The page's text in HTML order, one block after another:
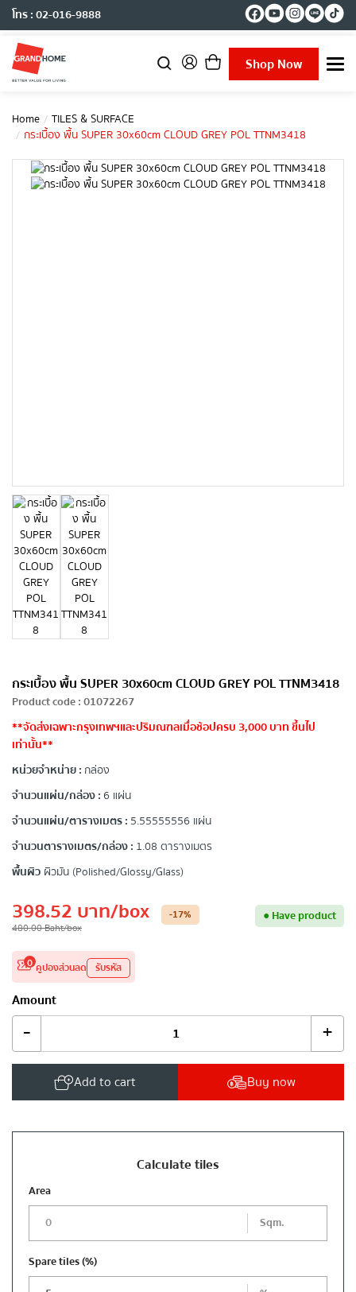
โทร : 02-016-9888
Shop Now
T
n
Home
TILES & SURFACE
กระเบื้อง พื้น SUPER 30x60cm CLOUD GREY POL TTNM3418
กระเบื้อง พื้น SUPER 30x60cm CLOUD GREY POL TTNM3418
Product code:01072267
**จัดส่งเฉพาะกรุงเทพฯและปริมณฑลเมื่อช้อปครบ 3,000 บาท ขึ้นไป
เท่านั้น**
หน่วยจำหน่าย : กล่อง
จำนวนแผ่น/กล่อง :6 แผ่น
จำนวนแผ่น/ตารางเมตร : 5.55555556 แผ่น
จำนวนตารางเมตร/กล่อง : 1.08 ตารางเมตร
พื้นผิว ผิวมัน (Polished/Glossy/Glass)
398.52 บาท/box
480.00Baht/box
-17% ●Have product
0 คูปองส่วนลด รับรหัส
Amount
- +
Add to cart Buy now
Calculate tiles
Area
Sqm.
Spare tiles(%)